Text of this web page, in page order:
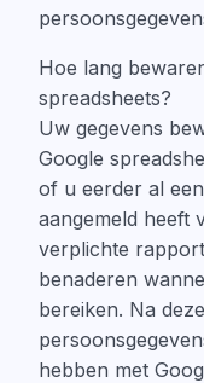
Hoe lang
spreadsheets?
Uw gegevens
Google
of u eerder al
aangemeld heeft
verplichte
benaderen
bereiken. Na
hebben met